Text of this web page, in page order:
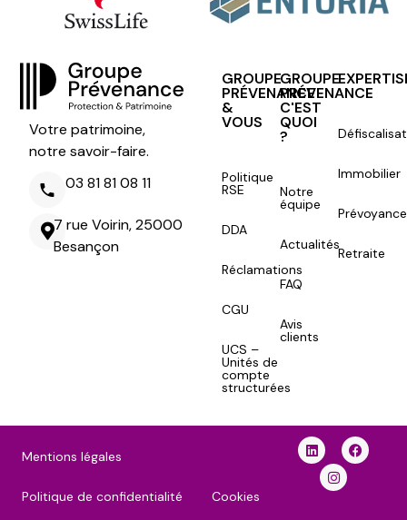
Votre patrimoine,
notre savoir-faire.
03 81 81 08 11
7 rue Voirin, 25000
Besançon
GROUPE
PRÉVENANCE
&
VOUS
Politique
RSE
DDA
Réclamations
CGU
UCS –
Unités de
compte
structurées
GROUPE
PRÉVENANCE
C'EST
QUOI
?
Notre
équipe
Actualités
FAQ
Avis
clients
Immobilier
Prévoyance
Retraite
Mentions légales
Politique de confidentialité Cookies